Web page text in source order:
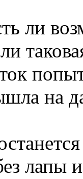
ли
на
лапы